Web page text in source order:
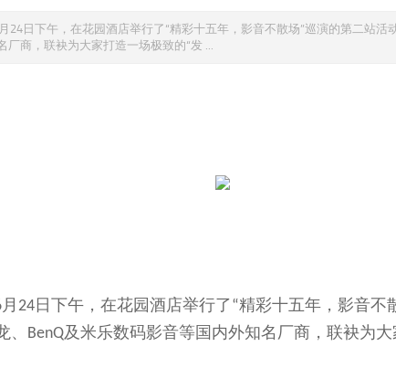
24日下午，在花园酒店举行了“精彩十五年，影音不散场”巡演的第二站活
商，联袂为大家打造一场极致的“发 ...
月 24日下午，在花园酒店举行了“精彩十五年，影音不
、 BenQ及米乐数码影音等国内外知名厂商，联袂为